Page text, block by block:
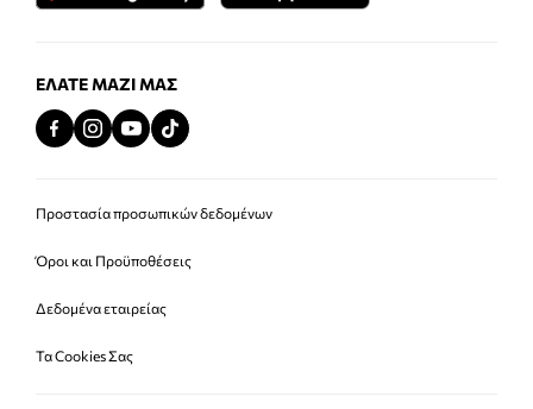
ΕΛΆΤΕ ΜΑΖΊ ΜΑΣ
Προστασία προσωπικών δεδομένων
Όροι και Προϋποθέσεις
Δεδομένα εταιρείας
Τα Cookies Σας